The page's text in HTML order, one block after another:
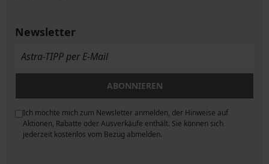
Newsletter
ABONNIEREN
Ich möchte mich zum Newsletter anmelden, der Hinweise auf
Aktionen, Rabatte oder Ausverkäufe enthält. Sie können sich
jederzeit kostenlos vom Bezug abmelden.